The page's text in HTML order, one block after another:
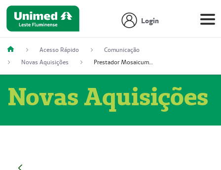
Login
Acesso Rápido
Comunicação
Novas Aquisições
Prestador Mosaicum Espaço Clínico Ltda (51004352-0)
Novas Aquisições